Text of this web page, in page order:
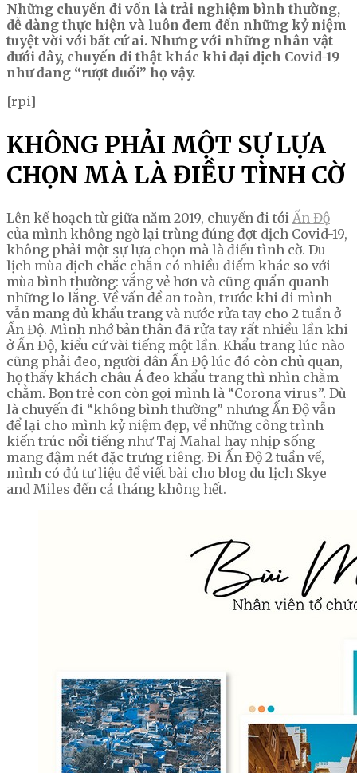
Những chuyến đi vốn là trải nghiệm bình thường,
dễ dàng thực hiện và luôn đem đến những kỷ niệm
tuyệt vời với bất cứ ai. Nhưng với những nhân vật
dưới đây, chuyến đi thật khác khi đại dịch Covid-19
như đang “rượt đuổi” họ vậy.
[rpi]
KHÔNG PHẢI MỘT SỰ LỰA
CHỌN MÀ LÀ ĐIỀU TÌNH CỜ
Lên kế hoạch từ giữa năm 2019, chuyến đi tới Ấn Độ
của mình không ngờ lại trùng đúng đợt dịch Covid-19,
không phải một sự lựa chọn mà là điều tình cờ. Du
lịch mùa dịch chắc chắn có nhiều điểm khác so với
mùa bình thường: vắng vẻ hơn và cũng quẩn quanh
những lo lắng. Về vấn đề an toàn, trước khi đi mình
vẫn mang đủ khẩu trang và nước rửa tay cho 2 tuần ở
Ấn Độ. Mình nhớ bản thân đã rửa tay rất nhiều lần khi
ở Ấn Độ, kiểu cứ vài tiếng một lần. Khẩu trang lúc nào
cũng phải đeo, người dân Ấn Độ lúc đó còn chủ quan,
họ thấy khách châu Á đeo khẩu trang thì nhìn chằm
chằm. Bọn trẻ con còn gọi mình là “Corona virus”. Dù
là chuyến đi “không bình thường” nhưng Ấn Độ vẫn
để lại cho mình kỷ niệm đẹp, về những công trình
kiến trúc nổi tiếng như Taj Mahal hay nhịp sống
mang đậm nét đặc trưng riêng. Đi Ấn Độ 2 tuần về,
mình có đủ tư liệu để viết bài cho blog du lịch Skye
and Miles đến cả tháng không hết.